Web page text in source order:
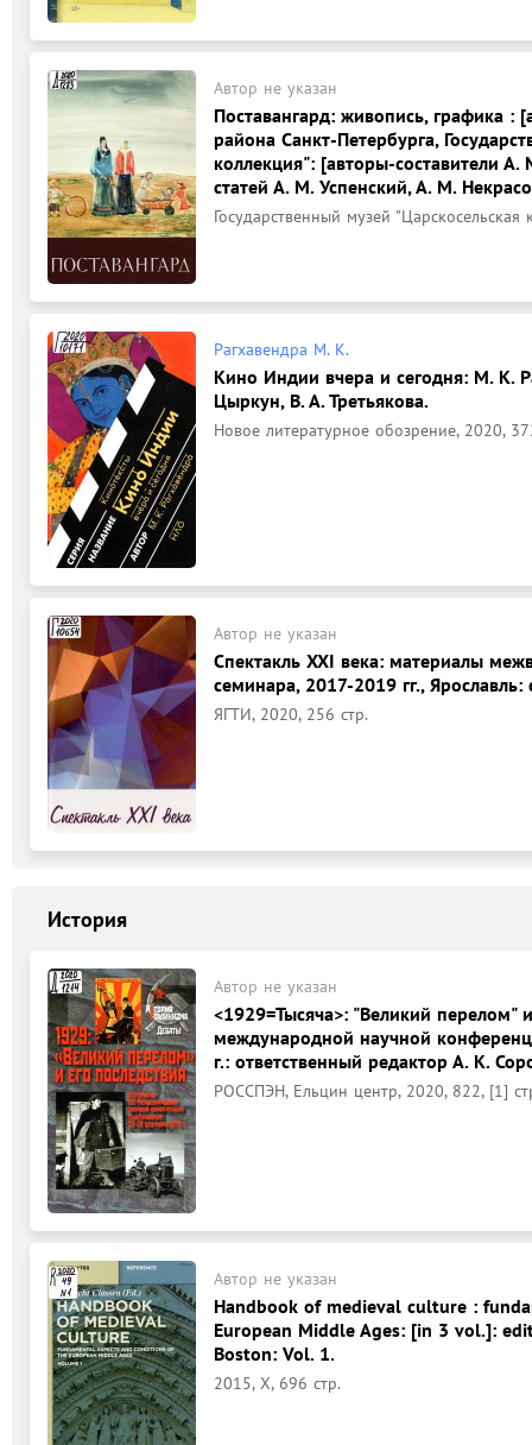
Автор не указан
Поставангард: живопись, графика
района Санкт-Петербурга,
коллекция": [авторы-составители
статей А. М. Успенский, А. М.
Государственный музей "Царскосельская
Рагхавендра М. К.
Кино Индии вчера и сегодня: М. К.
Цыркун, В. А. Третьякова.
Новое литературное обозрение, 2020,
Автор не указан
Спектакль XXI века: материалы
семинара, 2017-2019 гг., Ярославль:
ЯГТИ, 2020, 256 стр.
История
Автор не указан
<1929=Тысяча>: "Великий перелом"
международной научной
г.: ответственный редактор А. К.
РОССПЭН, Ельцин центр, 2020, 822, [1]
Автор не указан
Handbook of medieval culture :
European Middle Ages: [in 3 vol.]:
Boston: Vol. 1.
2015, X, 696 стр.